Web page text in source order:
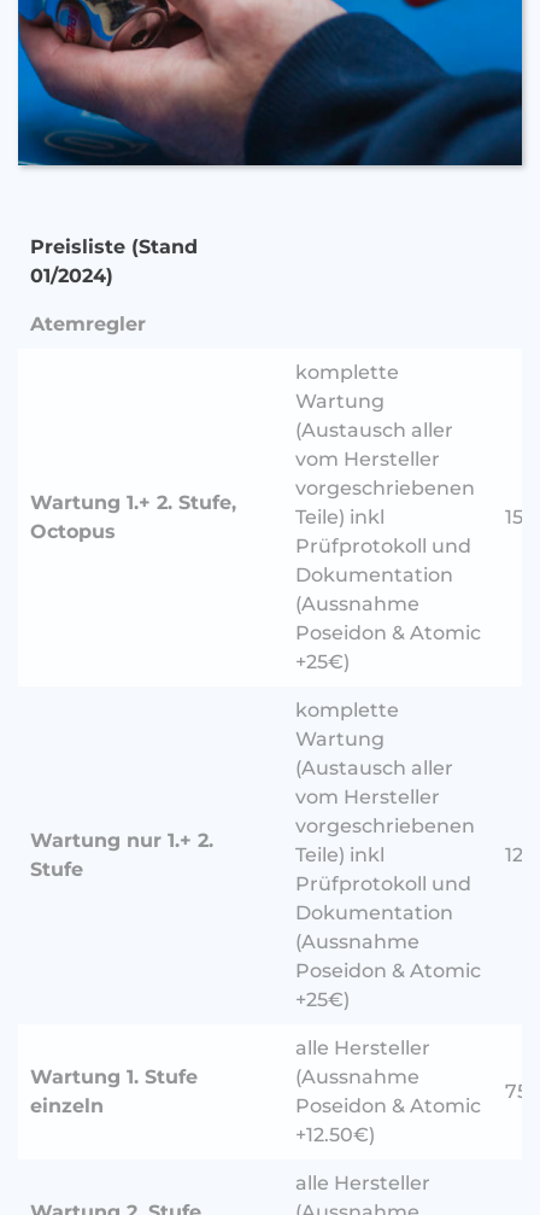
Preisliste (Stand
01/2024)
Atemregler
Wartung 1.+ 2. Stufe,
Octopus
komplette
Wartung
(Austausch aller
vom Hersteller
vorgeschriebenen
Teile) inkl
Prüfprotokoll und
Dokumentation
(Aussnahme
Poseidon & Atomic
+25€)
Wartung nur 1.+ 2.
Stufe
komplette
Wartung
(Austausch aller
vom Hersteller
vorgeschriebenen
Teile) inkl
Prüfprotokoll und
Dokumentation
(Aussnahme
Poseidon & Atomic
+25€)
Wartung 1. Stufe
einzeln
alle Hersteller
(Aussnahme
Poseidon & Atomic
+12.50€)
alle Hersteller